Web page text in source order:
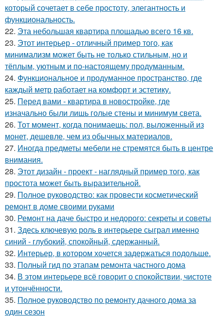
который сочетает в себе простоту, элегантность и
функциональность.
22. Эта небольшая квартира площадью всего 16 кв.
23. Этот интерьер - отличный пример того, как
минимализм может быть не только стильным, но и
тёплым, уютным и по-настоящему продуманным.
24. Функциональное и продуманное пространство, где
каждый метр работает на комфорт и эстетику.
25. Перед вами - квартира в новостройке, где
изначально были лишь голые стены и минимум света.
26. Тот момент, когда понимаешь: пол, выложенный из
монет, дешевле, чем из обычных материалов.
27. Иногда предметы мебели не стремятся быть в центре
внимания.
28. Этот дизайн - проект - наглядный пример того, как
простота может быть выразительной.
29. Полное руководство: как провести косметический
ремонт в доме своими руками
30. Ремонт на даче быстро и недорого: секреты и советы
31. Здесь ключевую роль в интерьере сыграл именно
синий - глубокий, спокойный, сдержанный.
32. Интерьер, в котором хочется задержаться подольше.
33. Полный гид по этапам ремонта частного дома
34. В этом интерьере всё говорит о спокойствии, чистоте
и утончённости.
35. Полное руководство по ремонту дачного дома за
один сезон